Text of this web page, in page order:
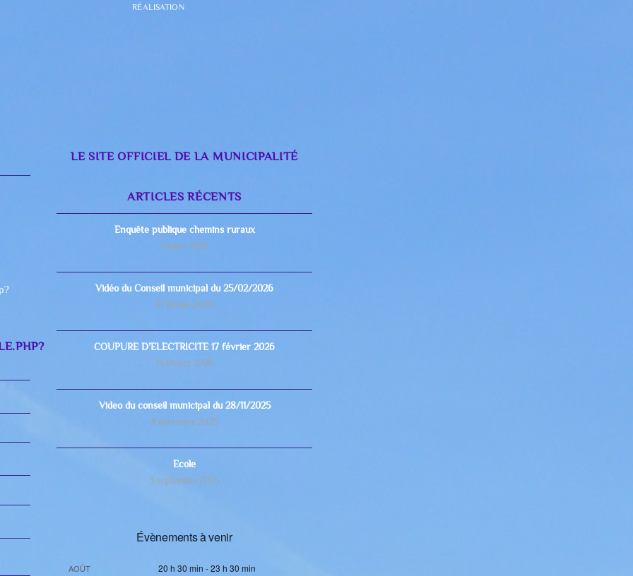
RÉALISATION
LE SITE OFFICIEL DE LA MUNICIPALITÉ
ARTICLES RÉCENTS
Enquête publique chemins ruraux
3 mars 2026
Vidéo du Conseil municipal du 25/02/2026
27 février 2026
COUPURE D’ELECTRICITE 17 février 2026
15 février 2026
Video du conseil municipal du 28/11/2025
8 décembre 2025
Ecole
3 septembre 2025
Évènements à venir
AOÛT 20 h 30 min -23 h 30 min